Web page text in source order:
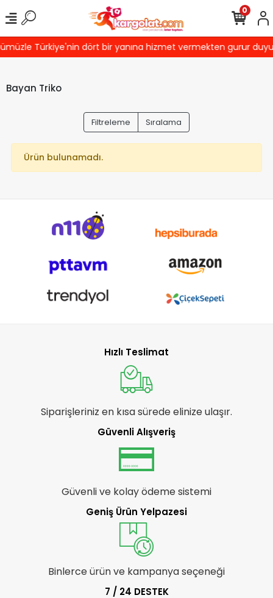
Türkiye'nin dört bir yanına hizmet vermekten gurur
0
Bayan Triko
Filtreleme Sıralama
Ürün bulunamadı.
Hızlı Teslimat
Siparişleriniz en kısa sürede elinize ulaşır.
Güvenli Alışveriş
Güvenli ve kolay ödeme sistemi
Geniş Ürün Yelpazesi
Binlerce ürün ve kampanya seçeneği
7 / 24 DESTEK